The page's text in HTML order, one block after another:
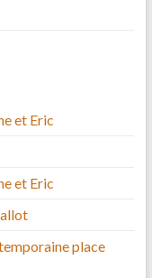
et Eric
et Eric
place